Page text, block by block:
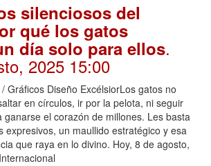
silenciosos del
qué los gatos
día solo para ellos.
2025 15:00
Gráficos Diseño ExcélsiorLos gatos no
en círculos, ir por la pelota, ni seguir
ganarse el corazón de millones. Les basta
expresivos, un maullido estratégico y esa
que raya en lo divino. Hoy, 8 de agosto,